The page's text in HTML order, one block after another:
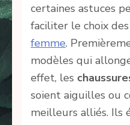
certaines astuces
faciliter le choix des
femme.
modèles qui
effet, les
soient aiguilles ou
meilleurs alliés. Ils